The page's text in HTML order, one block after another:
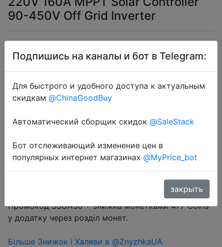
90-450V Off Grid Inverter
$250.19
Промокод: "SSUA30"
Перейти в магазин
Промокод SSUA30 + знижка монетками 477 Coins
у додатку через розділ монет.
Більше Знижок і Халяви в @ZnyzhkaUA
Подпишись на каналы и бот в Telegram:
Для быстрого и удобного доступа к актуальным
скидкам @ChinaGoodBuy
Автоматический сборщик скидок @SaleStack
Бот отслеживающий изменение цен в
популярных интернет магазинах @MyPrice_bot
закрыть